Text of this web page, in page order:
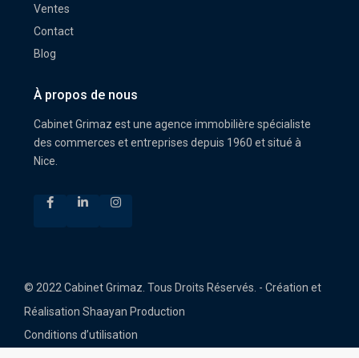
Ventes
Contact
Blog
À propos de nous
Cabinet Grimaz est une agence immobilière spécialiste
des commerces et entreprises depuis 1960 et situé à
Nice.
© 2022 Cabinet Grimaz. Tous Droits Réservés. - Création et
Réalisation Shaayan Production
Conditions d’utilisation